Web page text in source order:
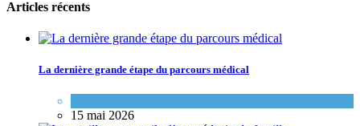
Articles récents
La dernière grande étape du parcours médical
15 mai 2026